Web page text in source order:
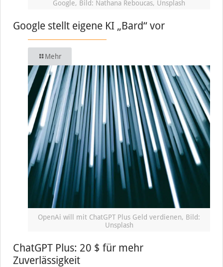
Google, Bild: Nathana Reboucas, Unsplash
Google stellt eigene KI „Bard“ vor
Mehr
OpenAi will mit ChatGPT Plus Geld verdienen, Bild:
Unsplash
ChatGPT Plus: 20 $ für mehr
Zuverlässigkeit